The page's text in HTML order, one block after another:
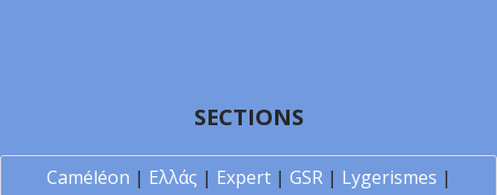
SECTIONS
Caméléon | Ελλάς | Expert| GSR| Lygerismes |